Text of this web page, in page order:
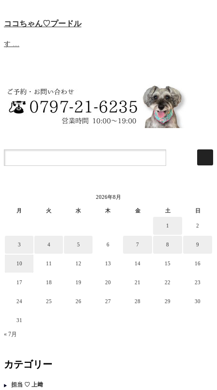
ココちゃん♡プードル
す …
2026年8月
月 火 水 木 金 土 日
1 2
3 4 5 6 7 8 9
10 11 12 13 14 15 16
17 18 19 20 21 22 23
24 25 26 27 28 29 30
31
« 7月
カテゴリー
担当 ♡ 上﨑